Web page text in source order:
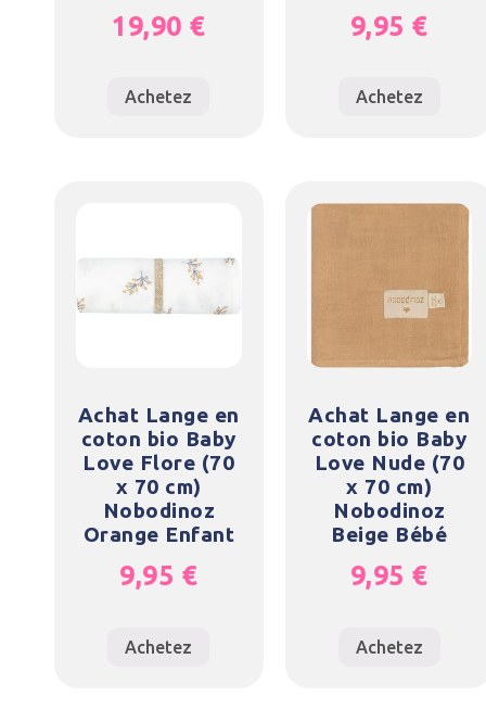
19,90 €
Achetez
9,95 €
Achetez
Achat Lange en
coton bio Baby
Love Flore (70
x 70 cm)
Nobodinoz
Orange Enfant
9,95 €
Achetez
Achat Lange en
coton bio Baby
Love Nude (70
x 70 cm)
Nobodinoz
Beige Bébé
9,95 €
Achetez